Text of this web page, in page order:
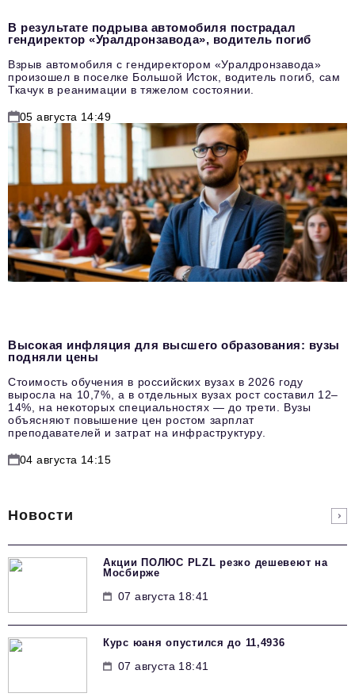
В результате подрыва автомобиля пострадал
гендиректор «Уралдронзавода», водитель погиб
Взрыв автомобиля с гендиректором «Уралдронзавода»
произошел в поселке Большой Исток, водитель погиб, сам
Ткачук в реанимации в тяжелом состоянии.
05 августа 14:49
Высокая инфляция для высшего образования: вузы
подняли цены
Стоимость обучения в российских вузах в 2026 году
выросла на 10,7%, а в отдельных вузах рост составил 12–
14%, на некоторых специальностях — до трети. Вузы
объясняют повышение цен ростом зарплат
преподавателей и затрат на инфраструктуру.
04 августа 14:15
Новости
Акции ПОЛЮС PLZL резко дешевеют на
Мосбирже
07 августа 18:41
Курс юаня опустился до 11,4936
07 августа 18:41